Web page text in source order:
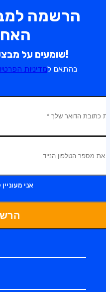
הרשמה
שומעים על מבצעים לפני כולם!
בהתאם למדיניות
אני